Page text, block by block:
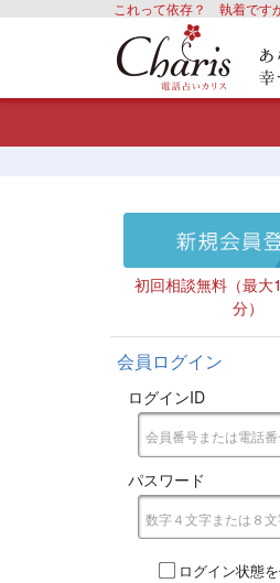
これって依存？ 執着です
初回相談無料（最大
分）
会員ログイン
ログインID
パスワード
ログイン状態